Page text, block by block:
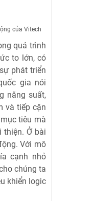
của Vitech
quá trình
to lớn, có
phát triển
gia nói
năng suất,
và tiếp cận
tiêu mà
thiện. Ở bài
Với mô
cạnh nhỏ
chúng ta
khiển logic